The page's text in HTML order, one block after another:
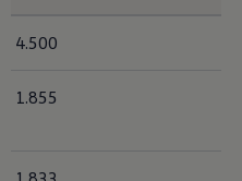
4.500
1.855